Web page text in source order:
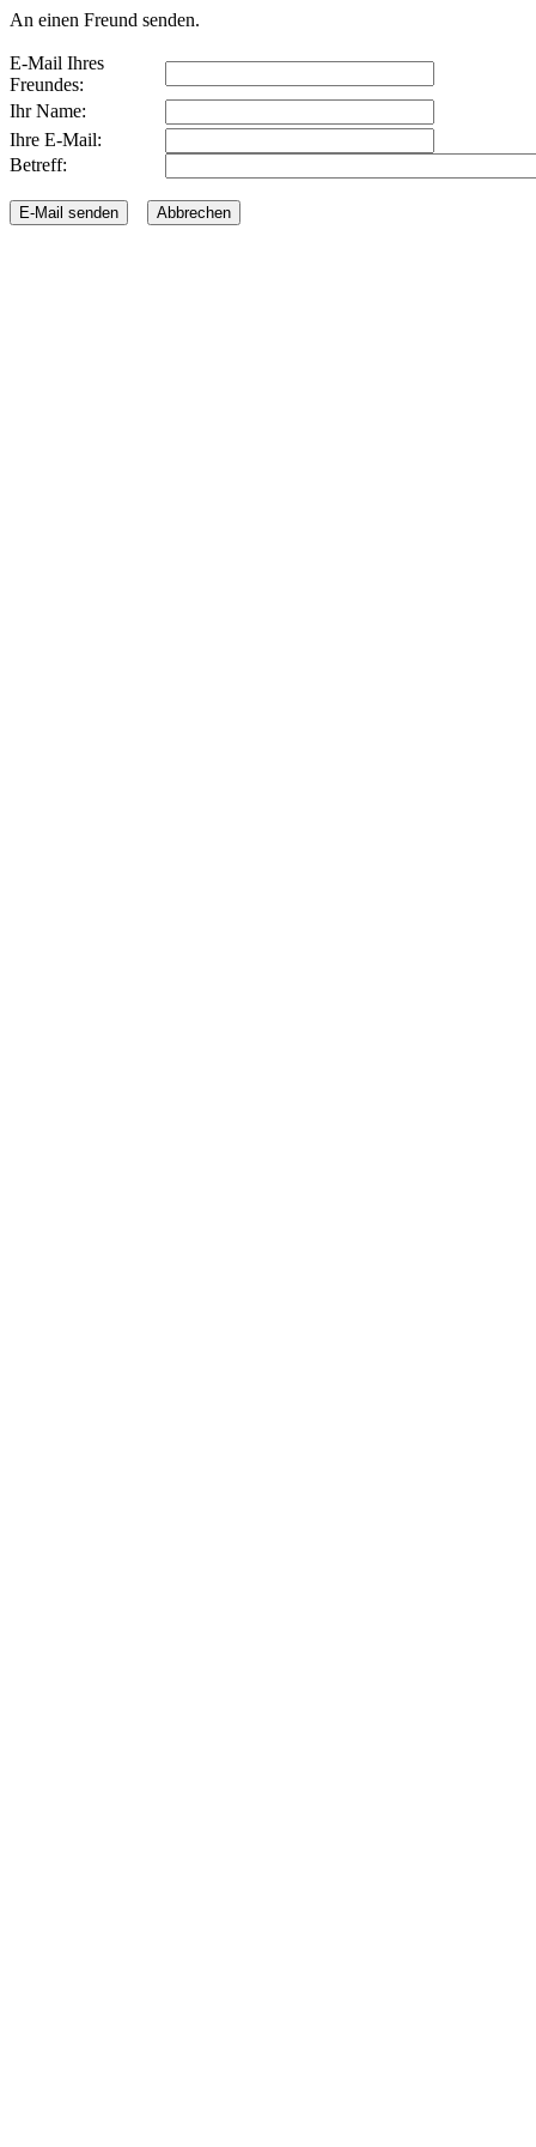
An einen Freund senden.
E-Mail Ihres
Freundes:
Ihr Name:
Ihre E-Mail:
Betreff: